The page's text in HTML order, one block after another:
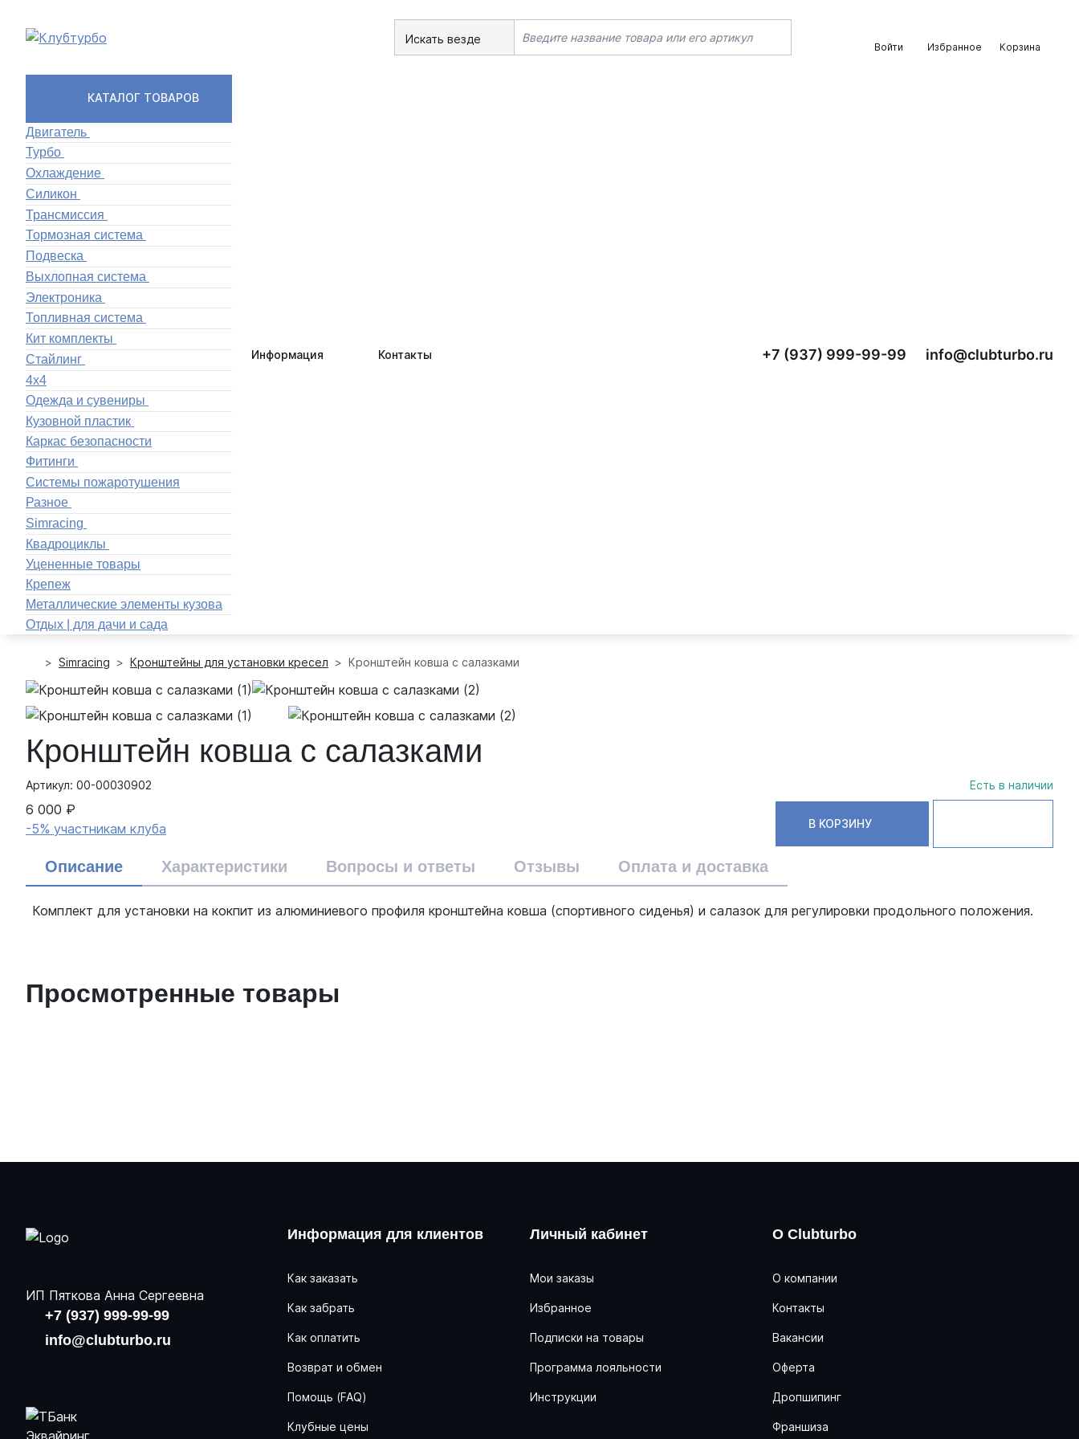
Искать везде
Войти Избранное Корзина
КАТАЛОГ ТОВАРОВ
Двигатель
Турбо
Охлаждение
Силикон
Трансмиссия
Тормозная система
Подвеска
Выхлопная система
Электроника
Топливная система
Кит комплекты
Стайлинг
4x4
Одежда и сувениры
Кузовной пластик
Каркас безопасности
Фитинги
Системы пожаротушения
Разное
Simracing
Квадроциклы
Уцененные товары
Крепеж
Металлические элементы кузова
Отдых | для дачи и сада
Информация Контакты +7 (937) 999-99-99 info@clubturbo.ru
Simracing Кронштейны для установки кресел Кронштейн ковша с салазками
Кронштейн ковша с салазками
Артикул: 00-00030902 Есть в наличии
6 000 ₽
-5% участникам клуба
В КОРЗИНУ
Описание Характеристики Вопросы и ответы Отзывы Оплата и доставка
Комплект для установки на кокпит из алюминиевого профиля кронштейна ковша (спортивного сиденья) и салазок для регулировки продольного положения.
Просмотренные товары
ИП Пяткова Анна Сергеевна
+7 (937) 999-99-99
info@clubturbo.ru
Информация для клиентов
Как заказать
Как забрать
Как оплатить
Возврат и обмен
Помощь (FAQ)
Клубные цены
Личный кабинет
Мои заказы
Избранное
Подписки на товары
Программа лояльности
Инструкции
О Clubturbo
О компании
Контакты
Вакансии
Оферта
Дропшипинг
Франшиза